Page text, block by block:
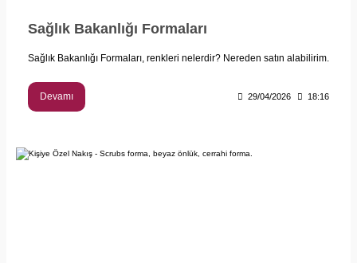
Sağlık Bakanlığı Formaları
Sağlık Bakanlığı Formaları, renkleri nelerdir? Nereden satın alabilirim.
Devamı 29/04/2026 18:16